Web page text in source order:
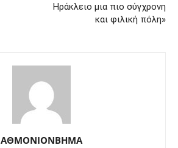
Ηράκλειο μια πιο σύγχρονη
και φιλική πόλη»
ΑΘΜΟΝΙΟΝΒΗΜΑ